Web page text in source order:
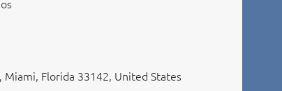
Florida 33142, United States